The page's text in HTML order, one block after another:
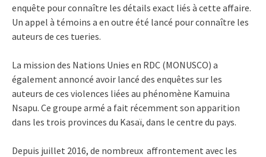
enquête pour connaître les détails exact liés à cette affaire.
Un appel à témoins a en outre été lancé pour connaître les
auteurs de ces tueries.
La mission des Nations Unies en RDC (MONUSCO) a
également annoncé avoir lancé des enquêtes sur les
auteurs de ces violences liées au phénomène Kamuina
Nsapu. Ce groupe armé a fait récemment son apparition
dans les trois provinces du Kasaï, dans le centre du pays.
Depuis juillet 2016, de nombreux affrontement avec les